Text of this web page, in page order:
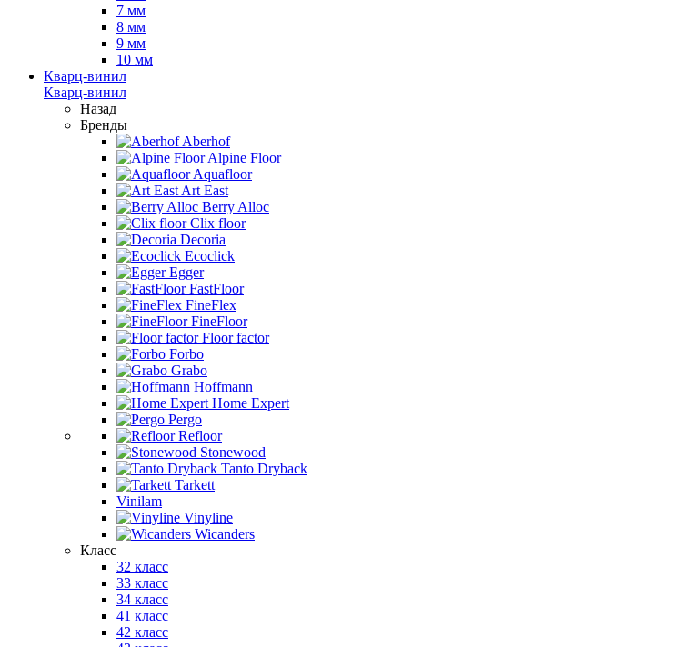
7 мм
8 мм
9 мм
10 мм
Кварц-винил
Кварц-винил
Назад
Бренды
Aberhof
Alpine Floor
Aquafloor
Art East
Berry Alloc
Clix floor
Decoria
Ecoclick
Egger
FastFloor
FineFlex
FineFloor
Floor factor
Forbo
Grabo
Hoffmann
Home Expert
Pergo
Refloor
Stonewood
Tanto Dryback
Tarkett
Vinilam
Vinyline
Wicanders
Класс
32 класс
33 класс
34 класс
41 класс
42 класс